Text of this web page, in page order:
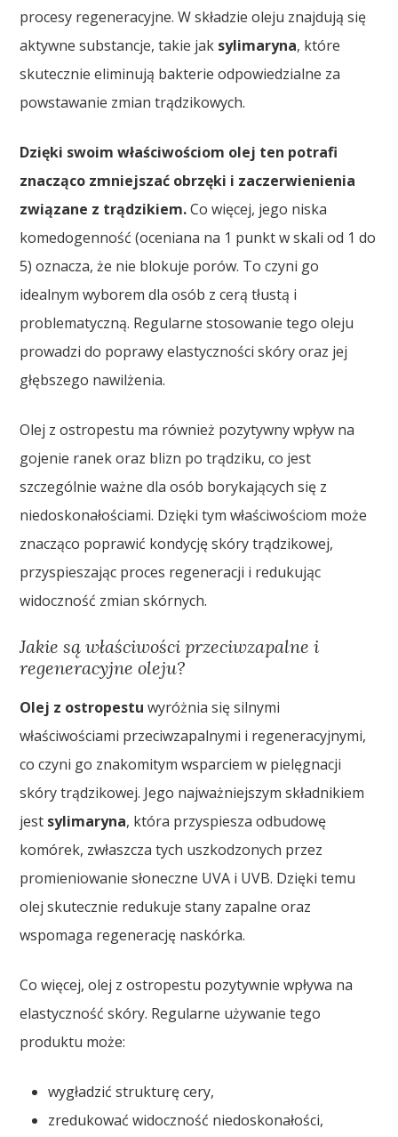
procesy regeneracyjne. W składzie oleju znajdują się
aktywne substancje, takie jak sylimaryna, które
skutecznie eliminują bakterie odpowiedzialne za
powstawanie zmian trądzikowych.
Dzięki swoim właściwościom olej ten potrafi
znacząco zmniejszać obrzęki i zaczerwienienia
związane z trądzikiem.Co więcej, jego niska
komedogenność (oceniana na 1 punkt w skali od 1 do
5) oznacza, że nie blokuje porów. To czyni go
idealnym wyborem dla osób z cerą tłustą i
problematyczną. Regularne stosowanie tego oleju
prowadzi do poprawy elastyczności skóry oraz jej
głębszego nawilżenia.
Olej z ostropestu ma również pozytywny wpływ na
gojenie ranek oraz blizn po trądziku, co jest
szczególnie ważne dla osób borykających się z
niedoskonałościami. Dzięki tym właściwościom może
znacząco poprawić kondycję skóry trądzikowej,
przyspieszając proces regeneracji i redukując
widoczność zmian skórnych.
Jakie są właściwości przeciwzapalne i
regeneracyjne oleju?
Olej z ostropestu wyróżnia się silnymi
właściwościami przeciwzapalnymi i regeneracyjnymi,
co czyni go znakomitym wsparciem w pielęgnacji
skóry trądzikowej. Jego najważniejszym składnikiem
jest sylimaryna, która przyspiesza odbudowę
komórek, zwłaszcza tych uszkodzonych przez
promieniowanie słoneczne UVA i UVB. Dzięki temu
olej skutecznie redukuje stany zapalne oraz
wspomaga regenerację naskórka.
Co więcej, olej z ostropestu pozytywnie wpływa na
elastyczność skóry. Regularne używanie tego
produktu może:
wygładzić strukturę cery,
zredukować widoczność niedoskonałości,